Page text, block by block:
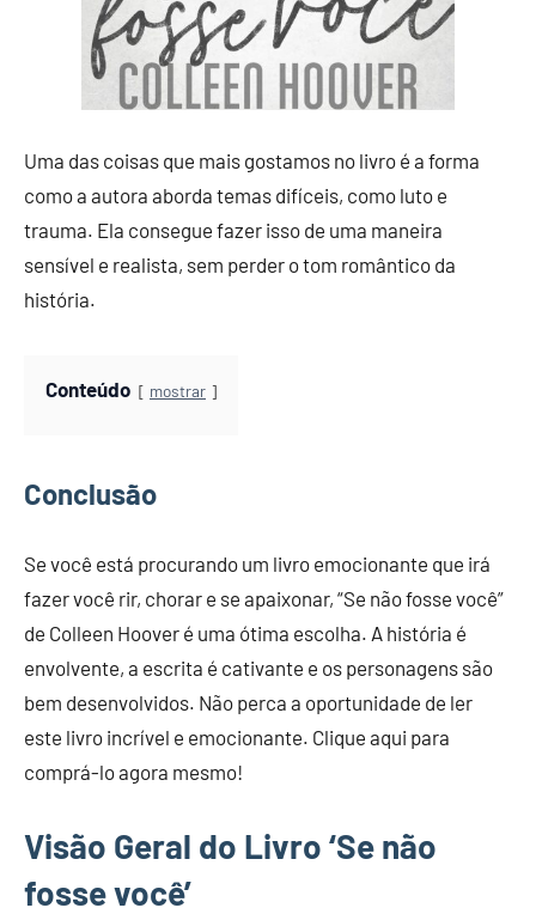
Uma das coisas que mais gostamos no livro é a forma
como a autora aborda temas difíceis, como luto e
trauma. Ela consegue fazer isso de uma maneira
sensível e realista, sem perder o tom romântico da
história.
Conteúdo mostrar
Conclusão
Se você está procurando um livro emocionante que irá
fazer você rir, chorar e se apaixonar, “Se não fosse você”
de Colleen Hoover é uma ótima escolha. A história é
envolvente, a escrita é cativante e os personagens são
bem desenvolvidos. Não perca a oportunidade de ler
este livro incrível e emocionante. Clique aqui para
comprá-lo agora mesmo!
Visão Geral do Livro ‘Se não
fosse você’